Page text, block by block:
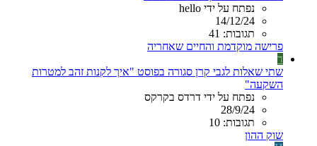
נפתח על ידי hello
14/12/24
תגובות: 41
פרישה מוקדמת והחיים שאחריה
ד
שתי שאלות לגבי קרן סגורה בפוסט "איך לקנות זהב למטרות
השקעה"
נפתח על ידי דרדס בקרקס
28/9/24
תגובות: 10
שוק ההון